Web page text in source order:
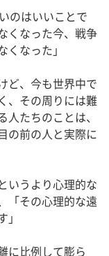
のはいいことで
くなった今、戦争
なった」
ど、今も世界中で
、その周りには難
たちのことは、
の前の人と実際に
いうより心理的な
「その心理的な遠
に比例して膨ら